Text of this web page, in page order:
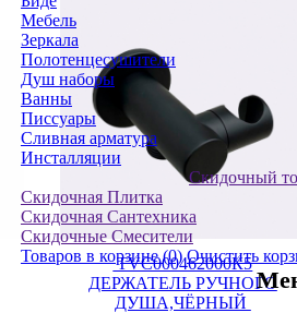
Мебель
Зеркала
Полотенцесушители
Душ наборы
Ванны
Писсуары
Сливная арматура
Инсталляции
Скидочный
Скидочная Плитка
Скидочная Сантехника
Скидочные Смесители
Товаров в корзине(0) Очистить
TVC000462000К5
ДЕРЖАТЕЛЬ РУЧНОГО
ДУША,ЧЁРНЫЙ